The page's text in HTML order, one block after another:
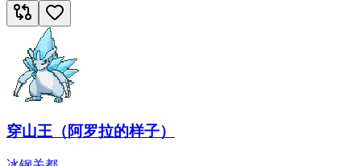
穿山王（阿罗拉的样子）